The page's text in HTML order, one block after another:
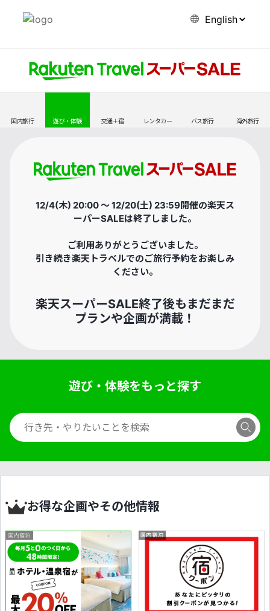
国内旅行 遊び・体験 交通＋宿 レンタカー バス旅行 海外旅行
12/4(木) 20:00 ～ 12/20(土) 23:59開催の楽天ス
ーパーSALEは終了しました。
ご利用ありがとうございました。
引き続き楽天トラベルでのご旅行予約をお楽しみ
ください。
楽天スーパーSALE終了後もまだまだ
プランや企画が満載！
遊び・体験をもっと探す
お得な企画やその他情報